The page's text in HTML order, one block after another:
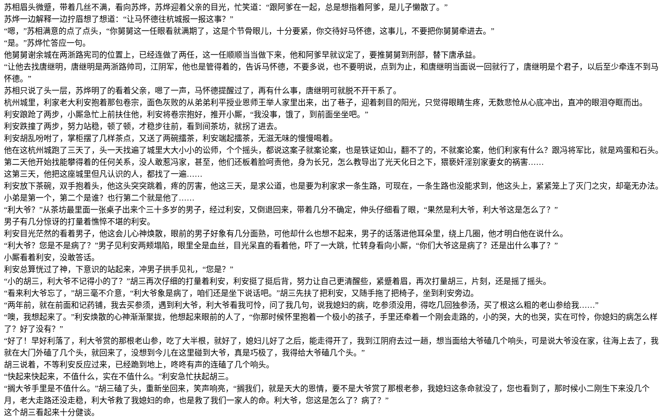
苏相眉头微蹙，带着几丝不满，看向苏烨，苏烨迎着父亲的目光，忙笑道：“跟阿爹在一起，总是想指着阿爹，是儿子懒散了。”
苏烨一边解释一边拧眉想了想道：“让马怀德往杭城报一报这事？”
“嗯，”苏相满意的点了点头，“你舅舅这一任眼看就满期了，这是个节骨眼儿，十分要紧，你交待好马怀德，这事儿，不要把你舅舅牵进去。”
“是。”苏烨忙答应一句。
他舅舅谢余城在两浙路宪司的位置上，已经连做了两任，这一任顺顺当当做下来，他和阿爹早就议定了，要推舅舅到刑部，替下唐承益。
“让他去找唐继明，唐继明是两浙路帅司，江阴军，他也是管得着的，告诉马怀德，不要多说，也不要明说，点到为止，和唐继明当面说一回就行了，唐继明是个君子，以后至少牵连不到马
怀德。”
苏相只说了头一层，苏烨明了的看着父亲，嗯了一声，马怀德提醒过了，再有什么事，唐继明可就脱不开干系了。
杭州城里，利家老大利安抱着那包卷宗，面色灰败的从弟弟利平授业恩师王举人家里出来，出了巷子，迎着刺目的阳光，只觉得眼睛生疼，无数悲怆从心底冲出，直冲的眼泪夺眶而出。
利安踉跄了两步，小厮急忙上前扶住他，利安将卷宗抱好，推开小厮，“我没事，饿了，到前面坐坐吧。”
利安跌撞了两步，努力站稳，顿了顿，才稳步往前，看到间茶坊，就拐了进去。
利安胡乱吩咐了，掌柜摆了几样茶点，又送了两碗擂茶，利安端起擂茶，无滋无味的慢慢喝着。
他在这杭州城跑了三天了，头一天找遍了城里大大小小的讼师，个个摇头，都说这案子就案论案，也是铁证如山，翻不了的，不就案论案，他们利家有什么？跟冯将军比，就是鸡蛋和石头。
第二天他开始找能攀得着的任何关系，没人敢惹冯家，甚至，他们还板着脸呵责他，身为长兄，怎么教导出了光天化日之下，猥亵奸淫别家妻女的祸害……
这第三天，他把这座城里但凡认识的人，都找了一遍……
利安放下茶碗，双手抱着头，他这头突突跳着，疼的厉害，他这三天，是求公道，也是要为利家求一条生路，可现在，一条生路也没能求到，他这头上，紧紧笼上了灭门之灾，却毫无办法。
小弟是第一个，第二个是谁？也行第二个就是他了……
“利大爷？”从茶坊最里面一张桌子出来个三十多岁的男子，经过利安，又倒退回来，带着几分不确定，伸头仔细看了眼，“果然是利大爷，利大爷这是怎么了？”
男子有几分惊讶的打量着憔悴不堪的利安。
利安目光茫然的看着男子，他这会儿心神焕散，眼前的男子好象有几分面熟，可他却什么也想不起来，男子的话落进他耳朵里，绕上几圈，他才明白他在说什么。
“利大爷？您是不是病了？”男子见利安两颊塌陷，眼里全是血丝，目光呆直的看着他，吓了一大跳，忙转身看向小厮，“你们大爷这是病了？还是出什么事了？”
小厮看着利安，没敢答话。
利安总算恍过了神，下意识的站起来，冲男子拱手见礼，“您是？”
“小的胡三，利大爷不记得小的了？”胡三再次仔细的打量着利安，利安挺了挺后背，努力让自己更清醒些，紧蹙着眉，再次打量胡三，片刻，还是摇了摇头。
“看来利大爷忘了，”胡三毫不介意，“利大爷象是病了，咱们还是坐下说话吧。”胡三先扶了把利安，又随手拖了把椅子，坐到利安旁边。
“两年前，就在前面和记药铺，我去买参须，遇到利大爷，利大爷看我可怜，问了我几句，说我媳妇的病，吃参须没用，得吃几回独参汤，买了根这么粗的老山参给我……”
“噢，我想起来了。”利安焕散的心神渐渐聚拢，他想起来眼前的人了，“你那时候怀里抱着一个极小的孩子，手里还牵着一个刚会走路的，小的哭，大的也哭，实在可怜，你媳妇的病怎么样
了？好了没有？”
“好了！早好利落了，利大爷赏的那根老山参，吃了大半根，就好了，媳妇儿好了之后，能走得开了，我到江阴府去过一趟，想当面给大爷磕几个响头，可是说大爷没在家，往海上去了，我
就在大门外磕了几个头，就回来了，没想到今儿在这里碰到大爷，真是巧极了，我得给大爷磕几个头。”
胡三说着，不等利安反应过来，已经跪到地上，咚咚有声的连磕了几个响头。
“快起来快起来，不值什么，实在不值什么。”利安急忙扶起胡三。
“搁大爷手里是不值什么。”胡三磕了头，重新坐回来，笑声响亮，“搁我们，就是天大的恩情，要不是大爷赏了那根老参，我媳妇这条命就没了，您也看到了，那时候小二刚生下来没几个
月，老大走路还没走稳，利大爷救了我媳妇的命，也是救了我们一家人的命。利大爷，您这是怎么了？病了？”
这个胡三看起来十分健谈。